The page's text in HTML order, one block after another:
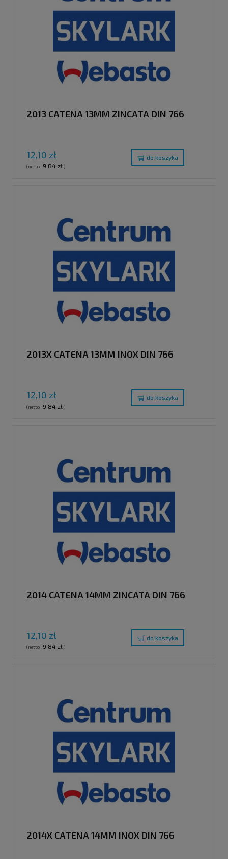
2013 CATENA 13MM ZINCATA DIN 766
12,10 zł
(netto: 9,84 zł)
do koszyka
2013X CATENA 13MM INOX DIN 766
12,10 zł
(netto: 9,84 zł)
do koszyka
2014 CATENA 14MM ZINCATA DIN 766
12,10 zł
(netto: 9,84 zł)
do koszyka
2014X CATENA 14MM INOX DIN 766